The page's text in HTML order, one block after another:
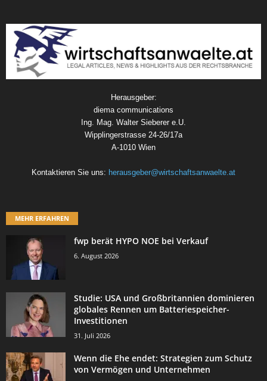
Herausgeber:
diema communications
Ing. Mag. Walter Sieberer e.U.
Wipplingerstrasse 24-26/17a
A-1010 Wien
Kontaktieren Sie uns: herausgeber@wirtschaftsanwaelte.at
MEHR ERFAHREN
fwp berät HYPO NOE bei Verkauf
6. August 2026
Studie: USA und Großbritannien dominieren
globales Rennen um Batteriespeicher-
Investitionen
31. Juli 2026
Wenn die Ehe endet: Strategien zum Schutz
von Vermögen und Unternehmen